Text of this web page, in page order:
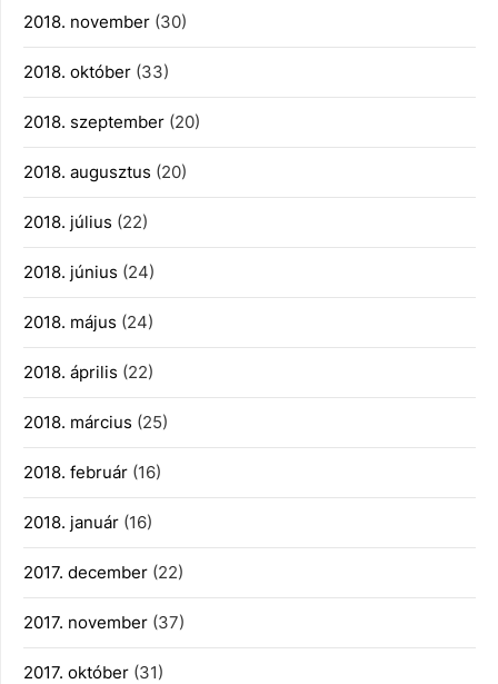
2018. november (30)
2018. október (33)
2018. szeptember (20)
2018. augusztus (20)
2018. július (22)
2018. június (24)
2018. május (24)
2018. április (22)
2018. március (25)
2018. február (16)
2018. január (16)
2017. december (22)
2017. november (37)
2017. október (31)